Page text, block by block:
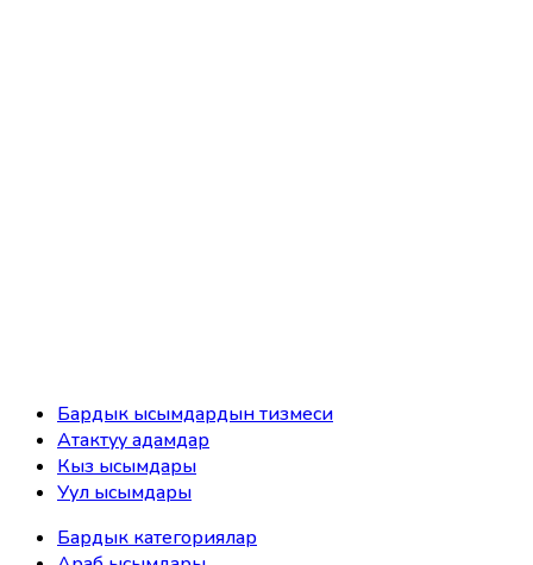
Бардык ысымдардын тизмеси
Атактуу адамдар
Кыз ысымдары
Уул ысымдары
Бардык категориялар